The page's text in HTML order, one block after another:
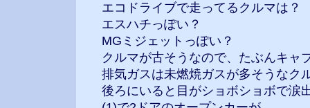
エコドライブで走ってるクルマは？
エスハチっぽい？
MGミジェットっぽい？
クルマが古そうなので、たぶんキャ
排気ガスは未燃焼ガスが多そうなク
後ろにいると目がショボショボで涙